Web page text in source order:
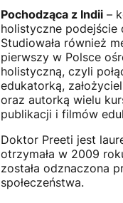
Pochodząca z Indii–
holistyczne podejście
Studiowała również
pierwszy w Polsce
holistyczną, czyli
edukatorką,
oraz autorką wielu
publikacji i filmów
Doktor Preeti jest
otrzymała w 2009
została odznaczona
społeczeństwa.